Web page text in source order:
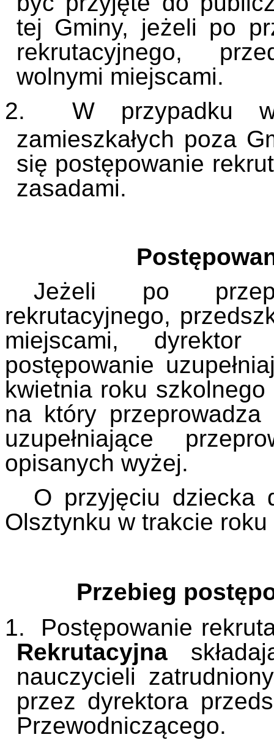
tej Gminy, jeżeli po
rekrutacyjnego,
wolnymi miejscami.
2.
W przypadku
zamieszkałych poza
się postępowanie
zasadami.
Jeżeli po
rekrutacyjnego,
miejscami, dyrektor
postępowanie
kwietnia roku
na który przeprowadza
uzupełniające
opisanych wyżej.
O przyjęciu dziecka
Olsztynku w trakcie
Przebieg
1. Postępowanie
Rekrutacyjna
nauczycieli
przez dyrektora
Przewodniczącego.